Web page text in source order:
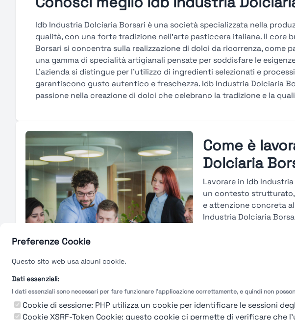
Preferenze Cookie
Questo sito web usa alcuni cookie.
Dati essenziali:
I dati essenziali sono necessari per fare funzionare l'applicazione correttamente, e quindi non
Cookie di sessione: PHP utilizza un cookie per identificare le sessioni
Cookie XSRF-Token Cookie: questo cookie ci permette di verificare
Idb Industria Dolciaria Borsari è una società specializzata nella
qualità, con una forte tradizione nell’arte pasticcera italiana. Il core
Borsari si concentra sulla realizzazione di dolci da ricorrenza, come
una gamma di specialità artigianali pensate per soddisfare le
L’azienda si distingue per l’utilizzo di ingredienti selezionati e
garantiscono gusto autentico e freschezza. Idb Industria Dolciaria
passione nella creazione di dolci che celebrano la tradizione e la
Come è
Dolciaria
Lavorare in Idb
un contesto
e attenzione concreta
Industria Dolciaria
Guarda le valutazioni →